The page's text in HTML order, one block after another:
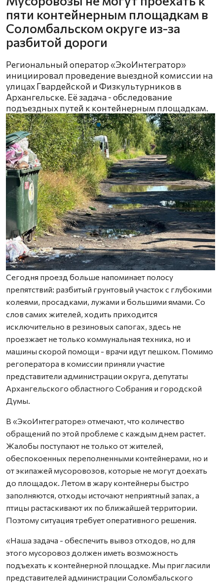
пяти контейнерным площадкам в
Соломбальском округе из-за
разбитой дороги
Региональный оператор «ЭкоИнтегратор»
инициировал проведение выездной комиссии на
улицах Гвардейской и Физкультурников в
Архангельске. Её задача - обследование
подъездных путей к контейнерным площадкам.
Сегодня проезд больше напоминает полосу
препятствий: разбитый грунтовый участок с глубокими
колеями, просадками, лужами и большими ямами. Со
слов самих жителей, ходить приходится
исключительно в резиновых сапогах, здесь не
проезжает не только коммунальная техника, но и
машины скорой помощи - врачи идут пешком. Помимо
регоператора в комиссии приняли участие
представители администрации округа, депутаты
Архангельского областного Собрания и городской
Думы.
В «ЭкоИнтеграторе» отмечают, что количество
обращений по этой проблеме с каждым днем растет.
Жалобы поступают не только от жителей,
обеспокоенных переполненными контейнерами, но и
от экипажей мусоровозов, которые не могут доехать
до площадок. Летом в жару контейнеры быстро
заполняются, отходы источают неприятный запах, а
птицы растаскивают их по ближайшей территории.
Поэтому ситуация требует оперативного решения.
«Наша задача - обеспечить вывоз отходов, но для
этого мусоровоз должен иметь возможность
подъехать к контейнерной площадке. Мы пригласили
представителей администрации Соломбальского